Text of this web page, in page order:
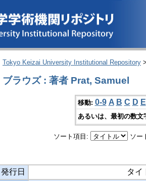
Tokyo Keizai University Institutional Repository
ブラウズ : 著者 Prat, Samuel
移動: 0-9 A B C D E
あるいは、最初の数
ソート項目: ソー
発行日 タイ